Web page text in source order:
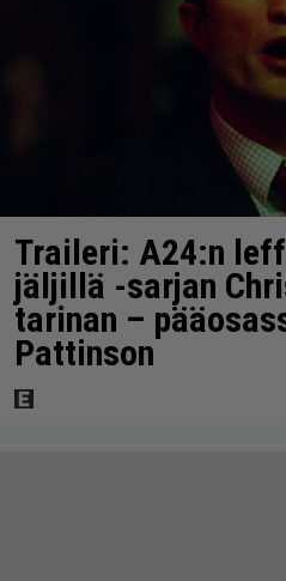
Traileri: A24:n
jäljillä -sarjan
tarinan –
Pattinson